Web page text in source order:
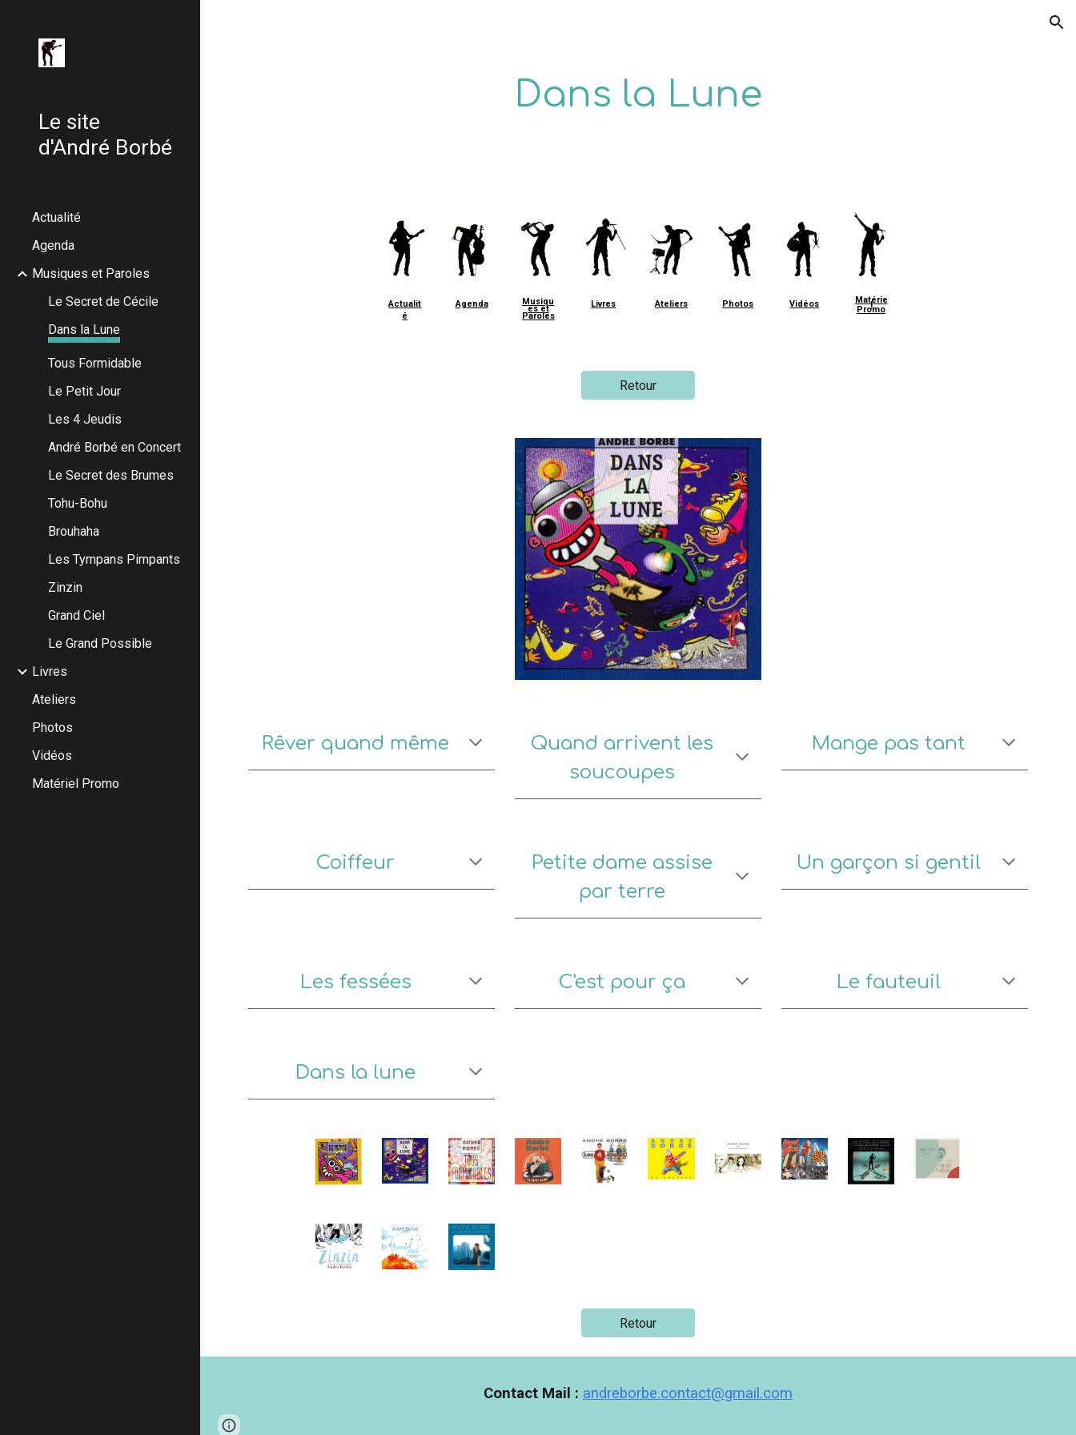
Le site
d'André Borbé
Actualité
Agenda
Musiques et Paroles
Le Secret de Cécile
Dans la Lune
Tous Formidable
Le Petit Jour
Les 4 Jeudis
André Borbé en Concert
Le Secret des Brumes
Tohu-Bohu
Brouhaha
Les Tympans Pimpants
Zinzin
Grand Ciel
Le Grand Possible
Livres
Ateliers
Photos
Vidéos
Matériel Promo
Dans la Lune
Actualit
é
Agenda Musiqu
es et
Paroles
Livres Ateliers Photos Vidéos Matérie
l
Promo
Retour
Rêver quand même
Quand arrivent les
soucoupes
Mange pas tant
Coiffeur
Petite dame assise
par terre
Un garçon si gentil
Les fessées C'est pour ça Le fauteuil
Dans la lune
Retour
Contact Mail : andreborbe.contact@gmail.com